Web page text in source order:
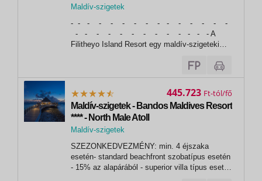
Maldív-szigetek
- - - - - - - - - - - - - - -
- - - - - - - - - - - - - A
Filitheyo Island Resort egy maldív-szigeteki
található és kényelmes villákkal, továbbá
kivételes éttermekkel várja vendégeit....
Maldív-szigetek - Bandos Maldives Resort
**** - North Male Atoll
Maldív-szigetek
, Bandos Maldives Resort
SZEZONKEDVEZMÉNY: min. 4 éjszaka
esetén- standard beachfront szobatípus esetén
- 15% az alapárából - superior villa típus esetén
445.723 Ft